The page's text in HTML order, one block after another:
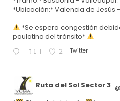
*Ubicación:* Valencia de Jesús -
*Se espera congestión
paulatino del tránsito*
1 2 Twitter
Ruta del Sol Sector 3